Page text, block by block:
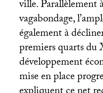
ville. Parallèlement
vagabondage,
également à
premiers quarts du
développement
mise en place